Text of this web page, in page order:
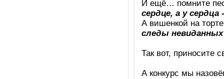
И ещё… помните
сердце, а у
А вишенкой на
следы невиданных
Так вот, приносите
А конкурс мы